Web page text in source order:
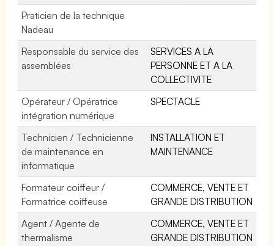
Praticien de la technique
Nadeau
Responsable du service des
assemblées
SERVICES A LA
PERSONNE ET A LA
COLLECTIVITE
Opérateur / Opératrice
intégration numérique
SPECTACLE
Technicien / Technicienne
de maintenance en
informatique
INSTALLATION ET
MAINTENANCE
Formateur coiffeur /
Formatrice coiffeuse
COMMERCE, VENTE ET
GRANDE DISTRIBUTION
Agent / Agente de
thermalisme
COMMERCE, VENTE ET
GRANDE DISTRIBUTION